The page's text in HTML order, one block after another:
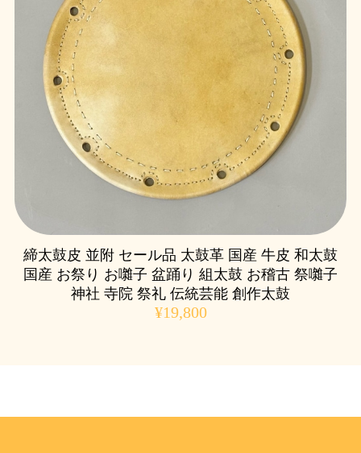
締太鼓皮 並附 セール品 太鼓革 国産 牛皮 和太鼓
国産 お祭り お囃子 盆踊り 組太鼓 お稽古 祭囃子
神社 寺院 祭礼 伝統芸能 創作太鼓
¥19,800